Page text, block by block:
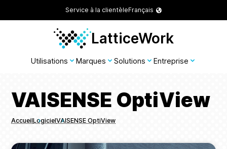
Service à la clientèleFrançais
LatticeWork
Utilisations Marques Solutions Entreprise
VAISENSE OptiView
Breadcrumbs
AccueilLogicielVAISENSE OptiView